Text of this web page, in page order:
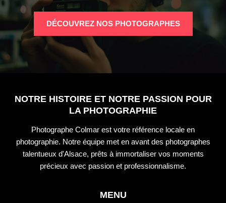
DÉCOUVREZ NOS PHOTOGRAPHES
NOTRE HISTOIRE ET NOTRE PASSION POUR
LA PHOTOGRAPHIE
Photographe Colmar est votre référence locale en
photographie. Notre équipe met en avant des photographes
talentueux d'Alsace, prêts à immortaliser vos moments
précieux avec passion et professionnalisme.
MENU